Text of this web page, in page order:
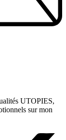
UTOPIES,
sur mon